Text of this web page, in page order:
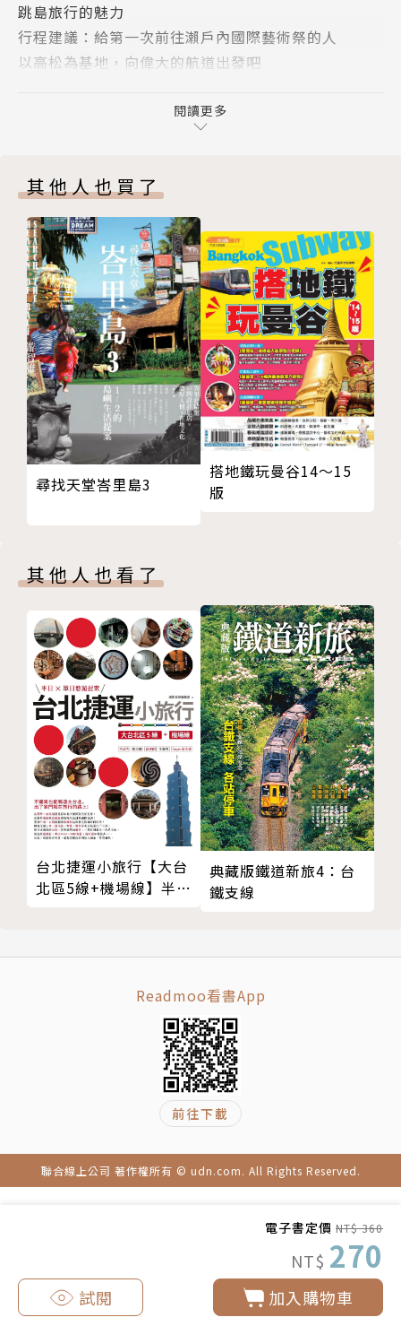
電子書定價 NT$ 360
NT$ 270
加入購物車
試閱
國際知名公共藝術策展人北川富朗以海洋、島嶼為背
景，讓藝術家與島民合作，使藝術融入島嶼，重塑地域
價值，也讓旅人踏上小島，感受在地生活，體驗一生絕
越後妻有大地藝術祭以田野為舞台，北川富朗將藝術緊
密結合人與大自然，透過社區資源、居民智慧與藝術力
量，振興原本日漸凋零的新潟地區。在這裡，藝術不再
是冷冰冰的美術館展品，旅人可以輕鬆深入日本農村，
無負擔地親近自然與藝術。
◎詳細介紹兩大藝術季參訪重點，完整珍藏巨匠作品圖
文解析
本書針對安藤忠雄、草間彌生、大竹伸朗、杉本博司、
Tobias Rehberger、崔正化、Jaume Plensa等國際
大師生平與作品，以深入淺出的重點方式導覽解讀；最
★從四天三夜到六天五夜等行程設計，讓你從台灣出
發，暢快順遊各展區，即使是第一次前往，也能在有限
天數內跳島、越境玩透透！
★提供倍樂生之家、紅&黃南瓜、安藤忠雄美術館、唐
櫃清水、島廚房、走路的方舟、鬼島大洞窟、李禹煥美
術館、地中美術館、直島錢湯⋯⋯等知名作品與景點介
紹，讓你看熱鬧也看門道！
★每區附有詳細的手繪地圖，清楚標示知名景點與藝術
作品區域分佈，安排路線方便輕鬆！
★介紹2016瀨戶內海藝術祭最新參展藝術家，讓你掌
★詳列兩大藝術祭展區的交通與旅遊須知，無論搭船、
搭電車都能一目瞭然，就算不會開車或騎自行車，也能
輕鬆走訪各大展區，是安排自由行程的最佳利器！
風光及農村裡的溫泉、美食、土產、民宿，深入當地極
★光看藝術展不過癮，另介紹距離藝術展最近的重要景
點，例如高松市的全日本最大商店街，讓到日本必買藥
妝名品的旅人盡情血拼；或前往新潟縣佐渡島，體驗神
隱少女的盆舟魅力。
跳島旅行的魅力
行程建議：給第一次前往瀨戶內國際藝術祭的人
以高松為基地，向偉大的航道出發吧
奔放熱情的現代藝術之島──直島
Before ▪ 行前規劃
Classic ▪ 經典直島
直島的玄關，宮浦港
直島上的百年藝術村—「本村」物語
倍樂生區
Do or Don't ▪ 注意事項
Explore ▪ 探索直島
物產豐美的牛奶之島──豐島
About ▪ 豐島
從數字看豐島
Before ▪ 行前規劃
Classic ▪ 經典豐島
家浦港區
甲生集落
Do or Don't ▪ 注意事項
Explore ▪ 探索豐島
南歐風情滿載的橄欖之島──小豆島
About ▪ 小豆島
從數字看小豆島
Before ▪ 行前規劃
Classic ▪ 經典小豆島
土庄港區
肥土山& 中山區
醬之鄉& 坂手港
三都半島
戀人聖地—天使散步道
魔女也留戀—小豆島橄欖公園
島小人稀的療癒貓島──男木島
Classic ▪ 經典男木島
Do or Don't ▪ 注意事項
Explore ▪ 探索男木島
Before ▪ 行前規劃
Classic ▪ 經典女木島
閱讀更多
其他人也買了
尋找天堂峇里島3
搭地鐵玩曼谷14～15
版
其他人也看了
台北捷運小旅行【大台
北區5線+機場線】半日
典藏版鐵道新旅4：台
鐵支線
Readmoo看書App
前往下載
聯合線上公司 著作權所有 © udn.com. All Rights Reserved.